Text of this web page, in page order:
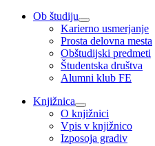
Ob študiju
Karierno usmerjanje
Prosta delovna mesta
Obštudijski predmeti
Študentska društva
Alumni klub FE
Knjižnica
O knjižnici
Vpis v knjižnico
Izposoja gradiv